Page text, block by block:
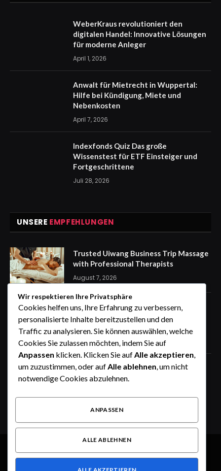
WeberKraus revolutioniert den
digitalen Handel: Innovative Lösungen
für moderne Anleger
April 1, 2026
Anwalt für Mietrecht in Wuppertal:
Hilfe bei Kündigung, Miete und
Nebenkosten
April 7, 2026
Indexfonds Quiz Das große
Wissenstest für ETF Einsteiger und
Fortgeschrittene
Juli 28, 2026
UNSERE EMPFEHLUNGEN
Trusted Uiwang Business Trip Massage
with Professional Therapists
August 7, 2026
express Kennzeichen für eine
stressfreie Auto Anmeldung von
zuhause
August 7, 2026
How the Wheel of Names Makes
Student Selection Fair, Fast, and
© 2026 Alle Rechte vorbehalten.Dusseldorf Style
Wir respektieren Ihre Privatsphäre
Cookies helfen uns, Ihre Erfahrung zu verbessern,
personalisierte Inhalte bereitzustellen und den
Traffic zu analysieren. Sie können auswählen, welche
Cookies Sie zulassen möchten, indem Sie auf
Anpassen klicken. Klicken Sie aufAlle akzeptieren,
um zuzustimmen, oder aufAlle ablehnen, um nicht
notwendige Cookies abzulehnen.
ANPASSEN
ALLE ABLEHNEN